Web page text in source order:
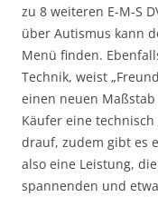
zu 8 weiteren E-M-S
über Autismus kann
Menü finden.
Technik, weist
einen neuen
Käufer eine
drauf, zudem gibt es
also eine Leistung,
spannenden und